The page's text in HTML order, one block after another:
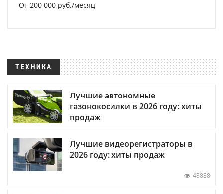
От 200 000 руб./месяц
ТЕХНИКА
Лучшие автономные
газонокосилки в 2026 году: хиты
продаж
Лучшие видеорегистраторы в
2026 году: хиты продаж
48888